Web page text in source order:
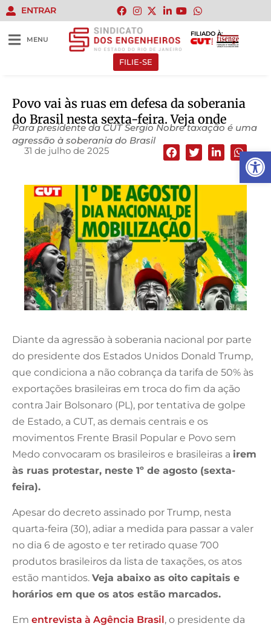
Abrir
ENTRAR
MENU
FILIADO À:
FILIE-SE
Povo vai às ruas em defesa da soberania
do Brasil nesta sexta-feira. Veja onde
Para presidente da CUT Sergio Nobre taxação é uma
agressão à soberania do Brasil
31 de julho de 2025
Diante da agressão à soberania nacional por parte
do presidente dos Estados Unidos Donald Trump,
que condiciona a não cobrança da tarifa de 50% às
exportações brasileiras em troca do fim da ação
contra Jair Bolsonaro (PL), por tentativa de golpe
de Estado, a CUT, as demais centrais e os
movimentos Frente Brasil Popular e Povo sem
Medo convocaram os brasileiros e brasileiras a irem
às ruas protestar, neste 1º de agosto (sexta-
feira).
Apesar do decreto assinado por Trump, nesta
quarta-feira (30), adiar a medida para passar a valer
no dia 6 de agosto e ter retirado quase 700
produtos brasileiros da lista de taxações, os atos
estão mantidos. Veja abaixo as oito capitais e
horários em que os atos estão marcados.
Em entrevista à Agência Brasil, o presidente da